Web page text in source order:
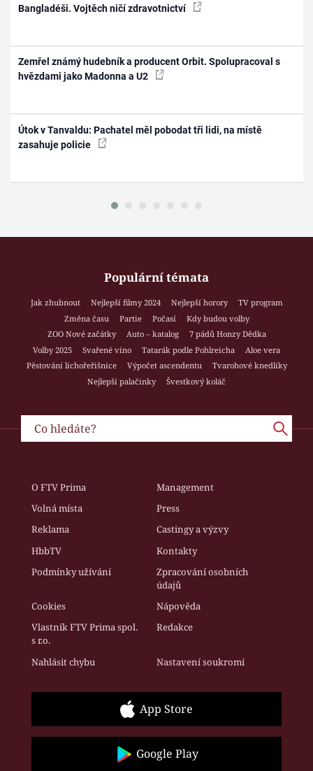
Bangladéši. Vojtěch ničí zdravotnictví
Zemřel známý hudebník a producent Orbit. Spolupracoval s
hvězdami jako Madonna a U2
Útok v Tanvaldu: Pachatel měl pobodat tři lidi, na místě
zasahuje policie
Populární témata
Jak zhubnout Nejlepší filmy 2024 Nejlepší horory
TV program
Změna času
Partie Počasí
Kdy budou volby
ZOO Nové začátky
Auto – katalog
7 pádů Honzy Dědka
Volby 2025
Svařené víno Tatarák podle Pohlreicha
Aloe vera
Pěstování lichořeřišnice
Výpočet ascendentu
Tvarohové knedlíky
Nejlepší palačinky
Švestkový koláč
O FTV Prima
Management
Volná místa
Press
Reklama
Castingy a výzvy
HbbTV
Kontakty
Podmínky užívání
Zpracování osobních
údajů
Cookies
Nápověda
Vlastník FTV Prima spol.
s r.o.
Redakce
Nahlásit chybu Nastavení soukromí
App Store
Google Play